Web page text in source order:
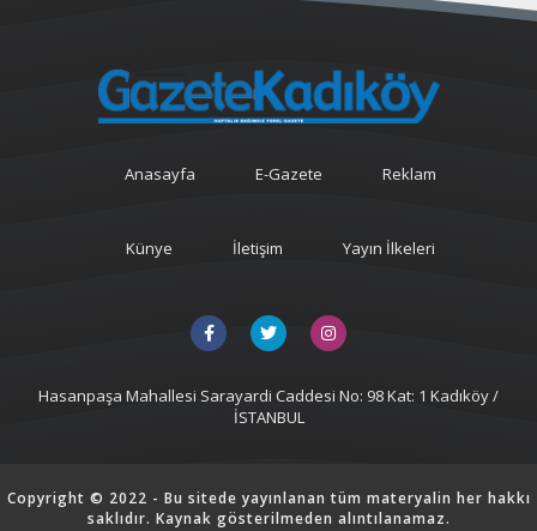
Anasayfa E-Gazete Reklam
Künye İletişim Yayın İlkeleri
Hasanpaşa Mahallesi Sarayardi Caddesi No: 98 Kat: 1 Kadıköy /
İSTANBUL
Copyright © 2022 - Bu sitede yayınlanan tüm materyalin her hakkı
saklıdır. Kaynak gösterilmeden alıntılanamaz.